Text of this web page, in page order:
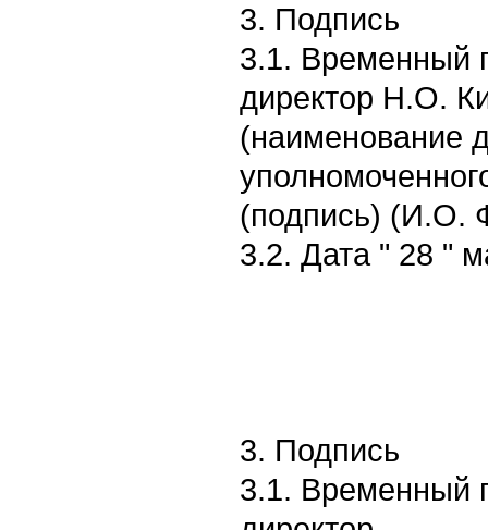
3. Подпись
3.1. Временный
директор Н.О.
(наименование
(подпись) (И.О.
3.2. Дата " 28 "
3. Подпись
3.1. Временный